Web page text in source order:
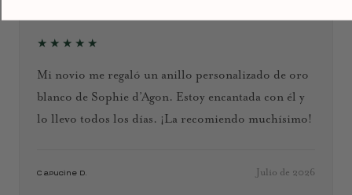
★★★★★
Mi novio me regaló un anillo personalizado de oro
blanco de Sophie d’Agon. Estoy encantada con él y
lo llevo todos los días. ¡La recomiendo muchísimo!
Capucine D. Julio de 2026